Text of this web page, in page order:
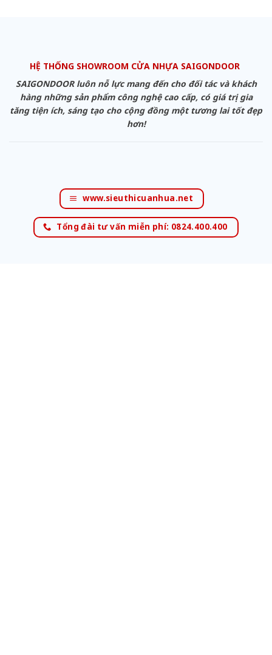
HỆ THỐNG SHOWROOM CỬA NHỰA SAIGONDOOR
SAIGONDOOR luôn nỗ lực mang đến cho đối tác và khách
hàng những sản phẩm công nghệ cao cấp, có giá trị gia
tăng tiện ích, sáng tạo cho cộng đồng một tương lai tốt đẹp
hơn!
www.sieuthicuanhua.net
Tổng đài tư vấn miễn phí: 0824.400.400